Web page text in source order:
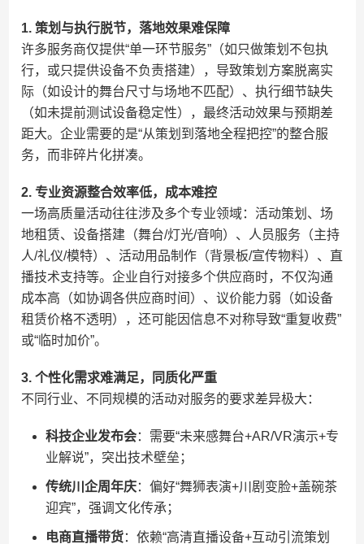
​1. 策划与执行脱节，落地效果难保障​
许多服务商仅提供“单一环节服务”（如只做策划不包执
行，或只提供设备不负责搭建），导致策划方案脱离实
际（如设计的舞台尺寸与场地不匹配）、执行细节缺失
（如未提前测试设备稳定性），最终活动效果与预期差
距大。企业需要的是“从策划到落地全程把控”的整合服
务，而非碎片化拼凑。
​2. 专业资源整合效率低，成本难控​
一场高质量活动往往涉及多个专业领域：活动策划、场
地租赁、设备搭建（舞台/灯光/音响）、人员服务（主持
人/礼仪/模特）、活动用品制作（背景板/宣传物料）、直
播技术支持等。企业自行对接多个供应商时，不仅沟通
成本高（如协调各供应商时间）、议价能力弱（如设备
租赁价格不透明），还可能因信息不对称导致“重复收费”
或“临时加价”。
​3. 个性化需求难满足，同质化严重​
不同行业、不同规模的活动对服务的要求差异极大：
​科技企业发布会​​：需要“未来感舞台+AR/VR演示+专
业解说”，突出技术壁垒；
​传统川企周年庆​​：偏好“舞狮表演+川剧变脸+盖碗茶
迎宾”，强调文化传承；
​电商直播带货​​：依赖“高清直播设备+互动引流策划